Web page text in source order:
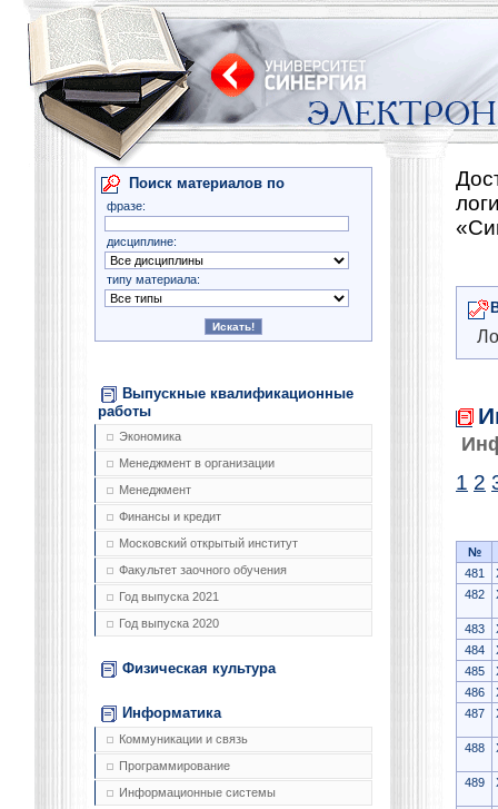
Поиск материалов по
фразе:
дисциплине:
типу материала:
Выпускные квалификационные
работы
Экономика
Менеджмент в организации
Менеджмент
Финансы и кредит
Московский открытый институт
Факультет заочного обучения
Год выпуска 2021
Год выпуска 2020
Физическая культура
Информатика
Коммуникации и связь
Программирование
Информационные системы
1 2
№
481
482
483
484
485
486
487
488
489